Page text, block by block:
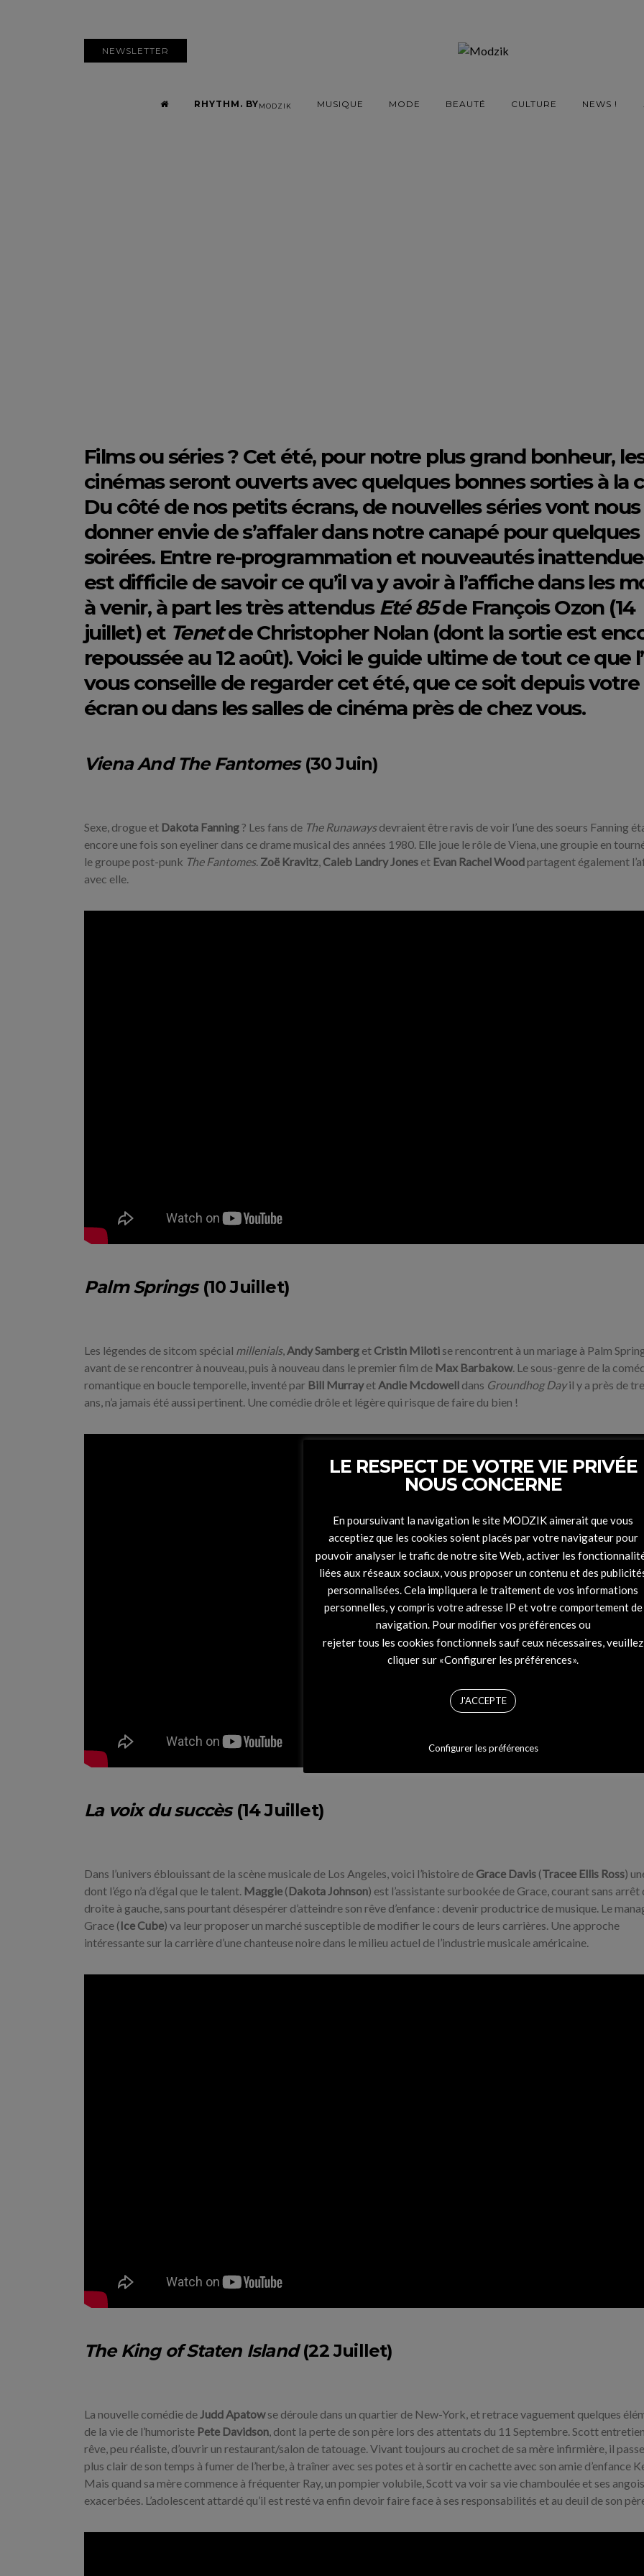
NEWSLETTER
RHYTHM. BYMODZIK MUSIQUE MODE BEAUTÉ CULTURE NEWS !
Films ou séries ? Cet été, pour notre plus grand bonheur,
cinémas seront ouverts avec quelques bonnes sorties à la
Du côté de nos petits écrans, de nouvelles séries vont nous
donner envie de s’affaler dans notre canapé pour quelques
soirées. Entre re-programmation et nouveautés
est difficile de savoir ce qu’il va y avoir à l’affiche dans les
à venir, à part les très attendus Eté 85de François Ozon (14
juillet) et Tenetde Christopher Nolan (dont la sortie est
repoussée au 12 août). Voici le guide ultime de tout ce que
vous conseille de regarder cet été, que ce soit depuis votre
écran ou dans les salles de cinéma près de chez vous.
Viena And The Fantomes(30 Juin)
Sexe, drogue et Dakota Fanning? Les fans de The Runawaysdevraient être ravis de voir l’une des soeurs Fanning
encore une fois son eyeliner dans ce drame musical des années 1980. Elle joue le rôle de Viena, une groupie en
le groupe post-punk The Fantomes. Zoë Kravitz, Caleb Landry Jones et Evan Rachel Wood partagent également
avec elle.
Palm Springs(10 Juillet)
Les légendes de sitcom spécial millenials,Andy Samberg et Cristin Miloti se rencontrent à un mariage à Palm
avant de se rencontrer à nouveau, puis à nouveau dans le premier film de Max Barbakow. Le sous-genre de la
romantique en boucle temporelle, inventé par Bill MurrayetAndie Mcdowell dans Groundhog Dayil y a près de
ans, n’a jamais été aussi pertinent. Une comédie drôle et légère qui risque de faire du bien !
La voix du succès(14 Juillet)
Dans l’univers éblouissant de la scène musicale de Los Angeles, voici l’histoire de Grace Davis (Tracee Ellis Ross)
dont l’égo n’a d’égal que le talent. Maggie (Dakota Johnson) est l’assistante surbookée de Grace, courant sans arrêt
droite à gauche, sans pourtant désespérer d’atteindre son rêve d’enfance : devenir productrice de musique. Le
Grace (Ice Cube) va leur proposer un marché susceptible de modifier le cours de leurs carrières. Une approche
intéressante sur la carrière d’une chanteuse noire dans le milieu actuel de l’industrie musicale américaine.
The King of Staten Island(22 Juillet)
La nouvelle comédie deJudd Apatowse déroule dans un quartier de New-York, et retrace vaguement quelques
de la vie de l’humoriste Pete Davidson, dont la perte de son père lors des attentats du 11 Septembre. Scott
rêve, peu réaliste, d’ouvrir un restaurant/salon de tatouage. Vivant toujours au crochet de sa mère infirmière, il
plus clair de son temps à fumer de l’herbe, à traîner avec ses potes et à sortir en cachette avec son amie d’enfance
Mais quand sa mère commence à fréquenter Ray, un pompier volubile, Scott va voir sa vie chamboulée et ses
exacerbées. L’adolescent attardé qu’il est resté va enfin devoir faire face à ses responsabilités et au deuil de son
LE RESPECT DE VOTRE VIE PRIVÉE
NOUS CONCERNE
En poursuivant la navigation le site MODZIK aimerait que vous
acceptiez que les cookies soient placés par votre navigateur pour
pouvoir analyser le trafic de notre site Web, activer les
liées aux réseaux sociaux, vous proposer un contenu et des
personnalisées. Cela impliquera le traitement de vos informations
personnelles, y compris votre adresse IP et votre comportement de
navigation. Pour modifier vos préférences ou
rejeter tous les cookies fonctionnels sauf ceux nécessaires, veuillez
cliquer sur «Configurer les préférences».
J'ACCEPTE
Configurer les préférences